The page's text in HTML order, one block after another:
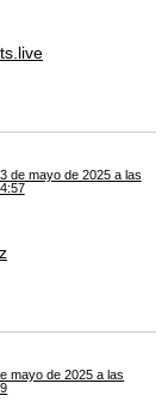
de mayo de 2025 a las
mayo de 2025 a las